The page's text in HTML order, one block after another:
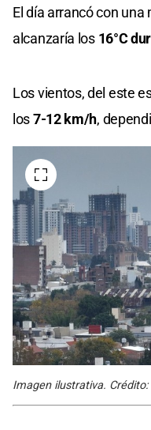
El día arrancó con
alcanzaría los16°C
Los vientos, del este
los7-12 km/h,
Imagen ilustrativa.